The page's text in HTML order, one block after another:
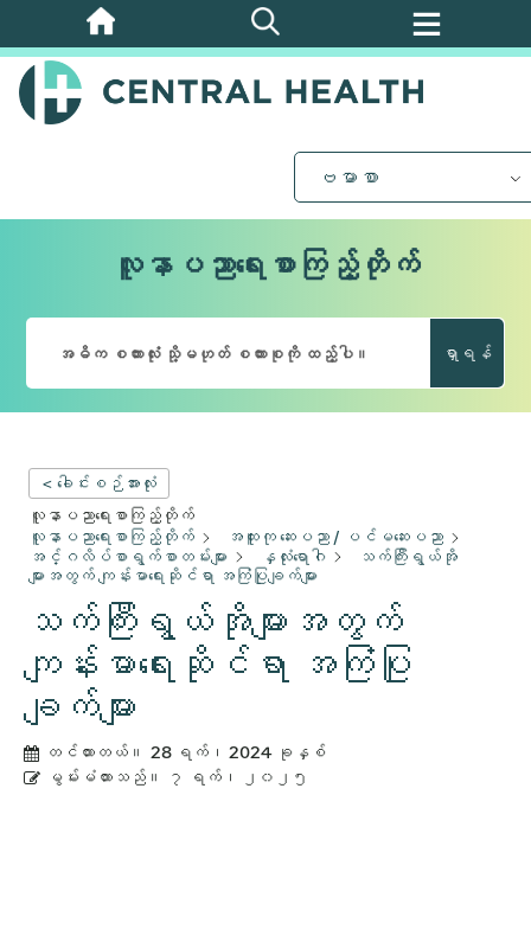
အဓိက
အကြောင်းအရာ
သို့
ဗမာစာ
လူနာပညာရေးစာကြည့်တိုက်
ရှာရန်
< ခေါင်းစဉ်အားလုံး
လူနာပညာရေးစာကြည့်တိုက်
လူနာပညာရေးစာကြည့်တိုက်
အထူးကု ဆေးပညာ / ပင်မဆေးပညာ
အင်္ဂလိပ်စာရွက်စာတမ်းများ
နှလုံးရောဂါ
သက်ကြီးရွယ်အို
များအတွက် ကျန်းမာရေးဆိုင်ရာ အကြံပြုချက်များ
သက်ကြီးရွယ်အိုများအတွက်
ကျန်းမာရေးဆိုင်ရာ အကြံပြု
ချက်များ
တင်ထားတယ်။ 28 ရက်၊ 2024 ခုနှစ်
မွမ်းမံထားသည်။
၇ ရက်၊ ၂၀၂၅